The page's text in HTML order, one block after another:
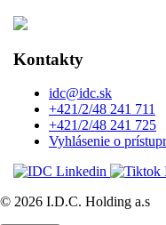
Kontakty
idc@idc.sk
+421/2/48 241 711
+421/2/48 241 725
Vyhlásenie o
© 2026 I.D.C. Holding a.s